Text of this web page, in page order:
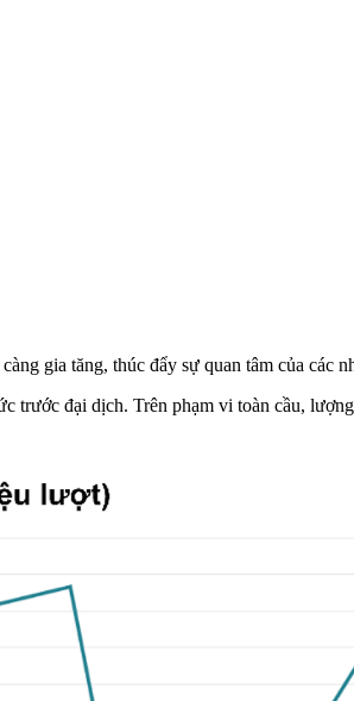
gia tăng, thúc đẩy sự quan tâm của các
trước đại dịch. Trên phạm vi toàn cầu,